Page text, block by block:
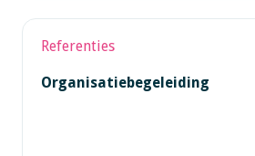
Referenties
Organisatiebegeleiding